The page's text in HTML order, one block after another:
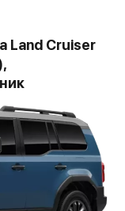
Land Cruiser